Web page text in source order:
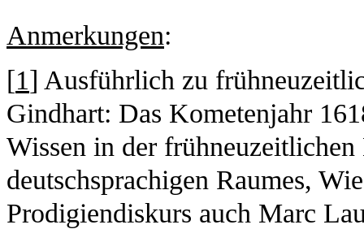
Anmerkungen:
[1] Ausführlich zu
Gindhart: Das Kometenjahr
Wissen in der
deutschsprachigen Raumes,
Prodigiendiskurs auch Marc